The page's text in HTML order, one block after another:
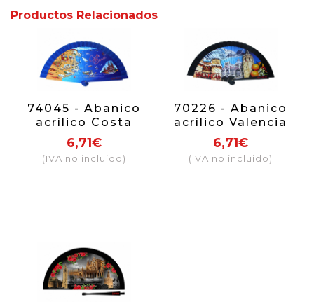
Productos Relacionados
74045 - Abanico
acrílico Costa
Brava
6,71€
(IVA no incluido)
70226 - Abanico
acrílico Valencia
6,71€
(IVA no incluido)